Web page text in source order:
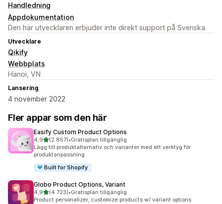
Handledning
Appdokumentation
Den här utvecklaren erbjuder inte direkt support på Svenska.
Utvecklare
Qikify
Webbplats
Hanoi, VN
Lansering
4 november 2022
Fler appar som den här
Easify Custom Product Options
4,9av 5 stjärnor
(2 857)
2857 recensioner totalt
•Gratisplan tillgänglig
Lägg till produktalternativ och varianter med ett verktyg för
produktanpassning
Built for Shopify
Globo Product Options, Variant
4,9av 5 stjärnor
(4 723)
4723 recensioner totalt
•Gratisplan tillgänglig
Product personalizer, customize products w/ variant options